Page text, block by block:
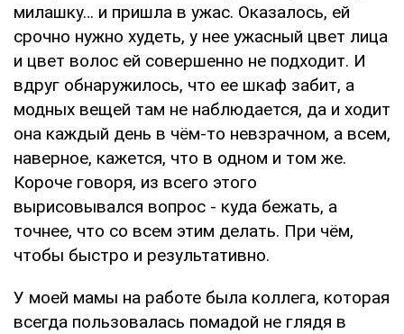
милашку… и пришла в ужас. Оказалось, ей
срочно нужно худеть, у нее ужасный цвет лица
и цвет волос ей совершенно не подходит. И
вдруг обнаружилось, что ее шкаф забит, а
модных вещей там не наблюдается, да и ходит
она каждый день в чём-то невзрачном, а всем,
наверное, кажется, что в одном и том же.
Короче говоря, из всего этого
вырисовывался вопрос - куда бежать, а
точнее, что со всем этим делать. При чём,
чтобы быстро и результативно.
У моей мамы на работе была коллега, которая
всегда пользовалась помадой не глядя в